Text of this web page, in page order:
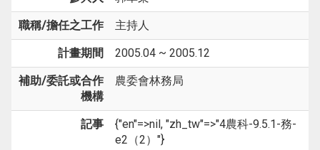
職稱/擔任之工作 主持人
計畫期間 2005.04 ~ 2005.12
補助/委託或合作
機構
農委會林務局
記事
{"en"=>nil, "zh_tw"=>"4農科-9.5.1-務-
e2（2）"}